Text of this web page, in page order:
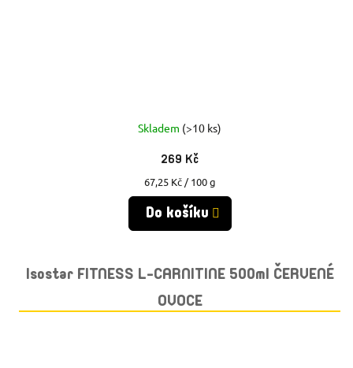
Skladem (>10 ks)
269 Kč
Měrná
cena:
67,25 Kč / 100 g
Do košíku
Isostar FITNESS L-CARNITINE 500ml ČERVENÉ
OVOCE